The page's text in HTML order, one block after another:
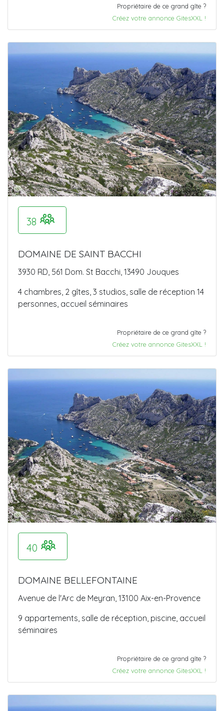
Propriétaire de ce grand gîte ?
Créez votre annonce GitesXXL !
38
DOMAINE DE SAINT BACCHI
3930 RD, 561 Dom. St Bacchi, 13490 Jouques
4 chambres, 2 gîtes, 3 studios, salle de réception 14
personnes, accueil séminaires
Propriétaire de ce grand gîte ?
Créez votre annonce GitesXXL !
40
DOMAINE BELLEFONTAINE
Avenue de l'Arc de Meyran, 13100 Aix-en-Provence
9 appartements, salle de réception, piscine, accueil
séminaires
Propriétaire de ce grand gîte ?
Créez votre annonce GitesXXL !